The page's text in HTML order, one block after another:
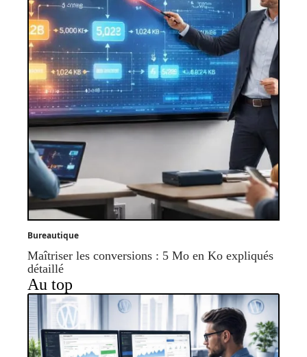
Bureautique
Maîtriser les conversions : 5 Mo en Ko expliqués
détaillé
Au top